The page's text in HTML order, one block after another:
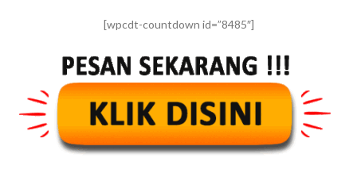
[wpcdt-countdown id=”8485″]